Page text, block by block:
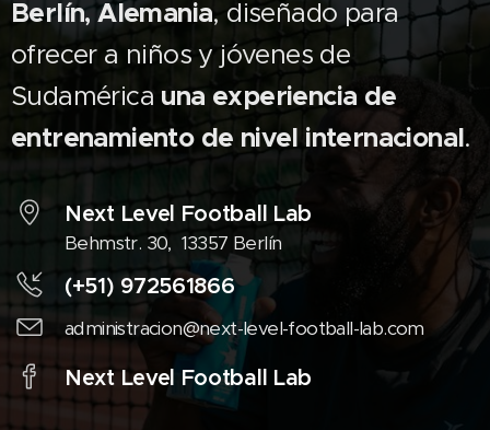
Berlín, Alemania, diseñado para
ofrecer a niños y jóvenes de
Sudamérica una experiencia de
entrenamiento de nivel internacional.
Next Level Football Lab
Behmstr. 30, 13357 Berlín
(+51) 972561866
administracion@next-level-football-lab.com
Next Level Football Lab